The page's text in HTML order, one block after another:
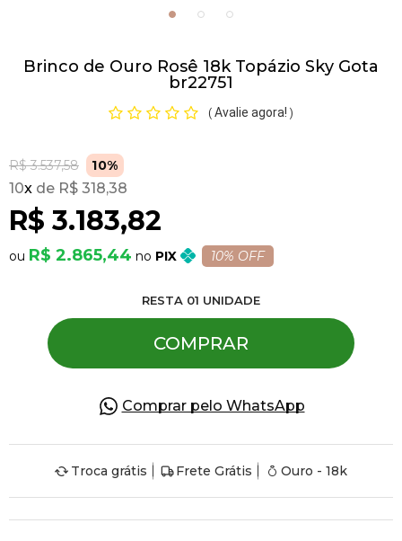
Brinco de Ouro Rosê 18k Topázio Sky Gota
br22751
( Avalie agora! )
R$ 3.537,58 10%
R$ 3.183,82
10x R$ 318,38
R$ 2.865,44 PIX 10% OFF
RESTA 01 UNIDADE
COMPRAR
Comprar pelo WhatsApp
Troca grátis Frete Grátis Ouro - 18k
Pingentes
Pulseiras
Piercing
Pedras Preciosas
Presente